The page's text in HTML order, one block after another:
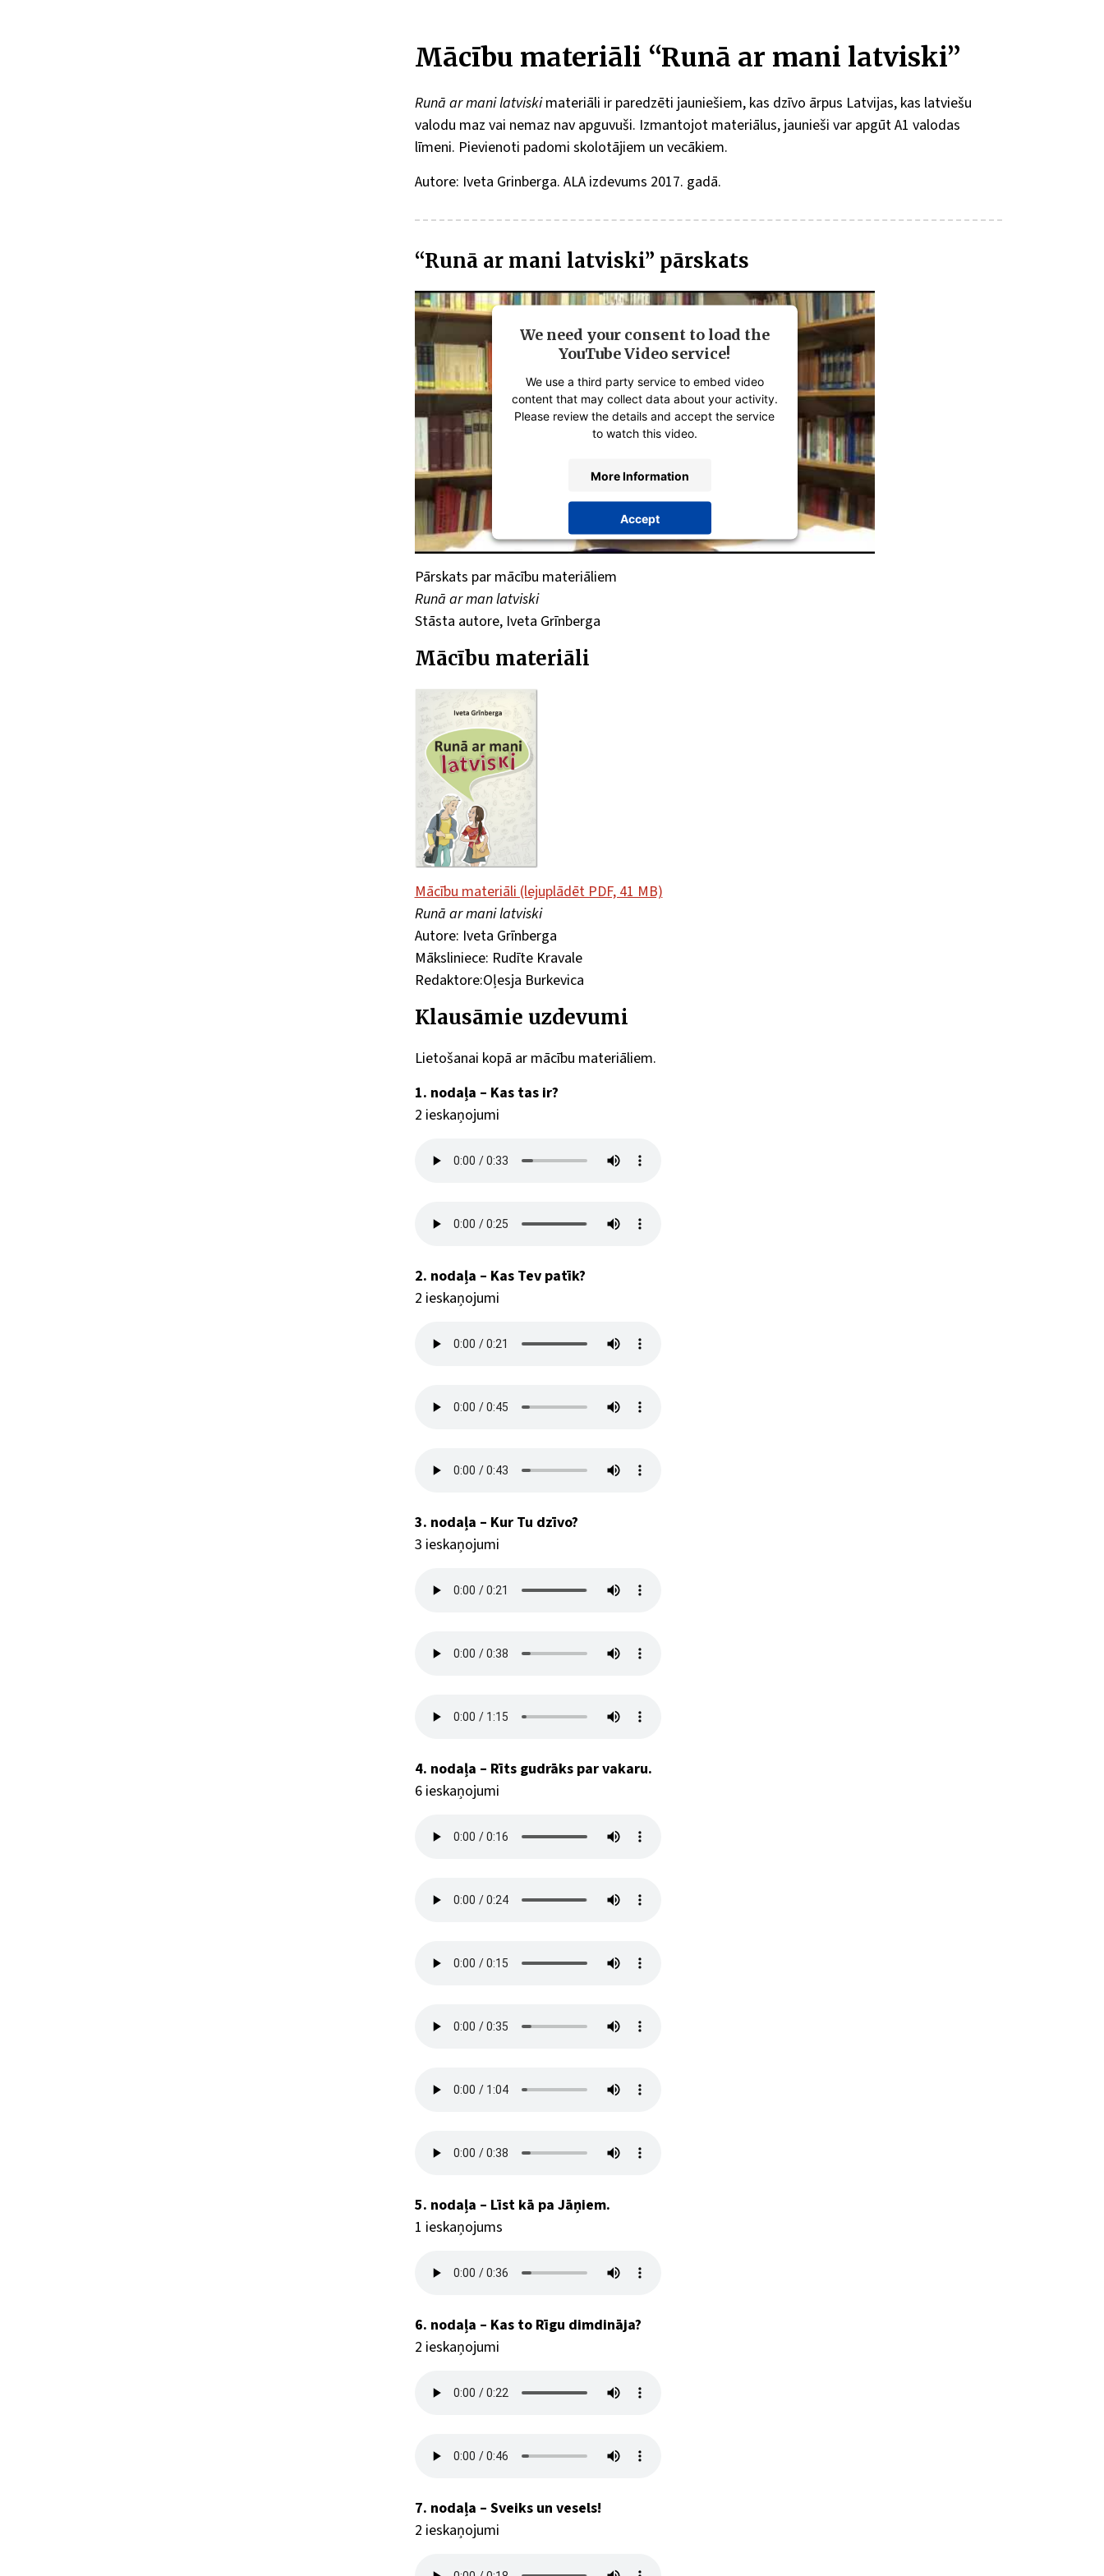
Mācību materiāli “Runā ar mani latviski”
Runā ar mani latviskimateriāli ir paredzēti jauniešiem, kas dzīvo ārpus Latvijas, kas latviešu
valodu maz vai nemaz nav apguvuši. Izmantojot materiālus, jaunieši var apgūt A1 valodas
līmeni. Pievienoti padomi skolotājiem un vecākiem.
Autore: Iveta Grinberga. ALA izdevums 2017. gadā.
“Runā ar mani latviski” pārskats
We need your consent to load the
YouTube Video service!
We use a third party service to embed video
content that may collect data about your activity.
Please review the details and accept the service
to watch this video.
More Information
Accept
powered byUsercentrics Consent Management
Pārskats par mācību materiāliem
Runā ar man latviski
Stāsta autore, Iveta Grīnberga
Mācību materiāli
Mācību materiāli (lejuplādēt PDF, 41 MB)
Runā ar mani latviski
Autore: Iveta Grīnberga
Māksliniece: Rudīte Kravale
Redaktore:Oļesja Burkevica
Klausāmie uzdevumi
Lietošanai kopā ar mācību materiāliem.
1. nodaļa – Kas tas ir?
2 ieskaņojumi
2. nodaļa – Kas Tev patīk?
2 ieskaņojumi
3. nodaļa – Kur Tu dzīvo?
3 ieskaņojumi
4. nodaļa – Rīts gudrāks par vakaru.
6 ieskaņojumi
5. nodaļa – Līst kā pa Jāņiem.
1 ieskaņojums
6. nodaļa – Kas to Rīgu dimdināja?
2 ieskaņojumi
7. nodaļa – Sveiks un vesels!
2 ieskaņojumi